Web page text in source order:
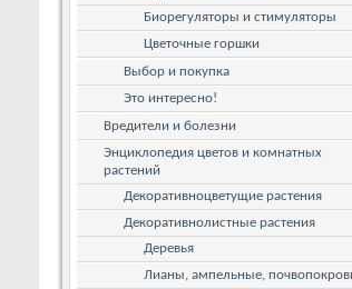
Биорегуляторы и стимуляторы
Цветочные горшки
Выбор и покупка
Это интересно!
Вредители и болезни
Энциклопедия цветов и комнатных
растений
Декоративноцветущие растения
Декоративнолистные растения
Деревья
Лианы, ампельные,